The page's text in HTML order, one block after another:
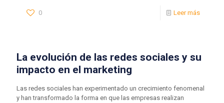
0 Leer más
La evolución de las redes sociales y su
impacto en el marketing
Las redes sociales han experimentado un crecimiento fenomenal
y han transformado la forma en que las empresas realizan